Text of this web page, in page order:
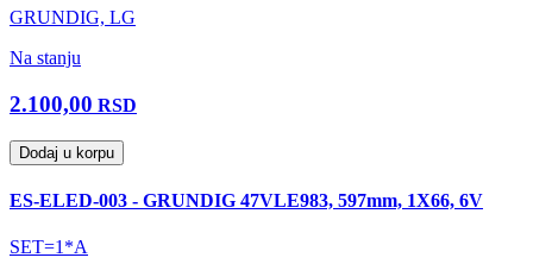
GRUNDIG, LG
Na stanju
2.100,00 RSD
Dodaj u korpu
ES-ELED-003 - GRUNDIG 47VLE983, 597mm, 1X66, 6V
SET=1*A